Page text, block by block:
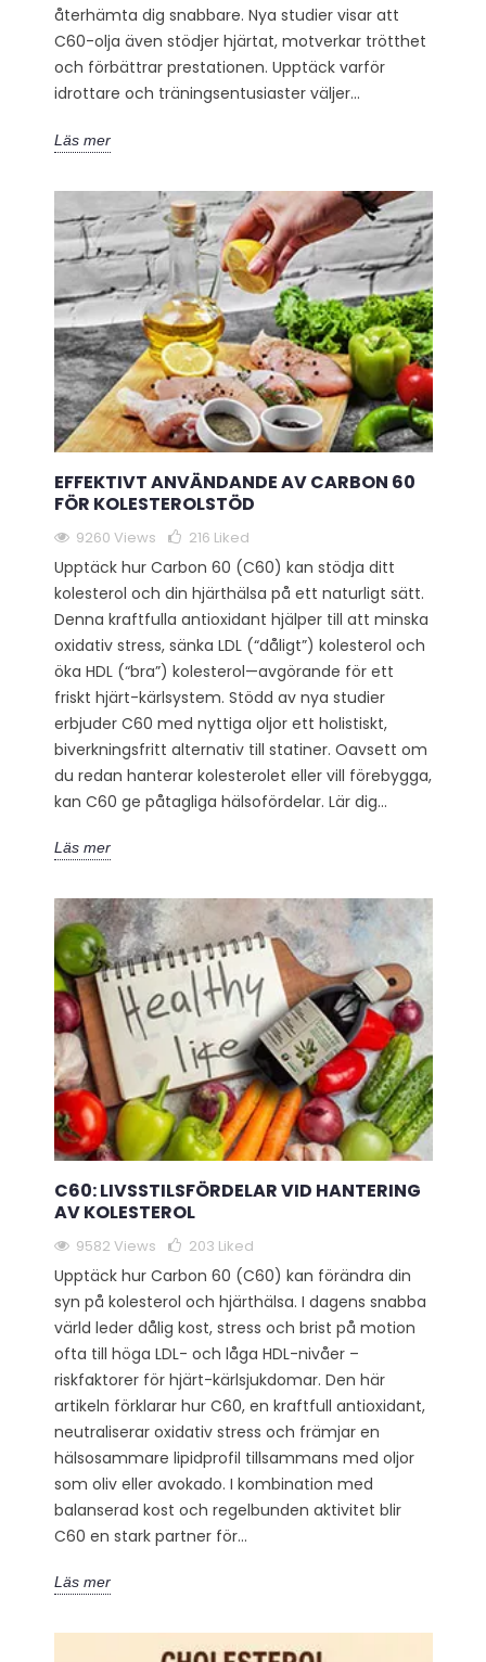
återhämta dig snabbare. Nya studier visar att
C60-olja även stödjer hjärtat, motverkar trötthet
och förbättrar prestationen. Upptäck varför
idrottare och träningsentusiaster väljer...
Läs mer
EFFEKTIVT ANVÄNDANDE AV CARBON 60
FÖR KOLESTEROLSTÖD
9260 Views 216 Liked
Upptäck hur Carbon 60 (C60) kan stödja ditt
kolesterol och din hjärthälsa på ett naturligt sätt.
Denna kraftfulla antioxidant hjälper till att minska
oxidativ stress, sänka LDL (“dåligt”) kolesterol och
öka HDL (“bra”) kolesterol—avgörande för ett
friskt hjärt-kärlsystem. Stödd av nya studier
erbjuder C60 med nyttiga oljor ett holistiskt,
biverkningsfritt alternativ till statiner. Oavsett om
du redan hanterar kolesterolet eller vill förebygga,
kan C60 ge påtagliga hälsofördelar. Lär dig...
Läs mer
C60: LIVSSTILSFÖRDELAR VID HANTERING
AV KOLESTEROL
9582 Views 203 Liked
Upptäck hur Carbon 60 (C60) kan förändra din
syn på kolesterol och hjärthälsa. I dagens snabba
värld leder dålig kost, stress och brist på motion
ofta till höga LDL- och låga HDL-nivåer –
riskfaktorer för hjärt-kärlsjukdomar. Den här
artikeln förklarar hur C60, en kraftfull antioxidant,
neutraliserar oxidativ stress och främjar en
hälsosammare lipidprofil tillsammans med oljor
som oliv eller avokado. I kombination med
balanserad kost och regelbunden aktivitet blir
C60 en stark partner för...
Läs mer